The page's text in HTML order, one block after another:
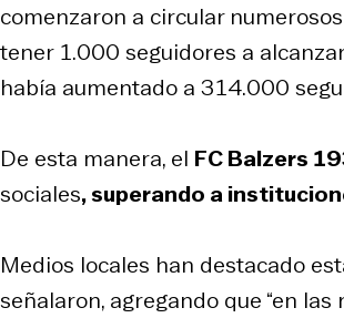
comenzaron a circular
tener 1.000 seguidores a
había aumentado a 314.000
De esta manera, el FC Balzers
sociales, superando a
Medios locales han destacado
señalaron, agregando que “en